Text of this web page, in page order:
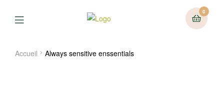
0
Menu
Accueil Always sensitive enssentials